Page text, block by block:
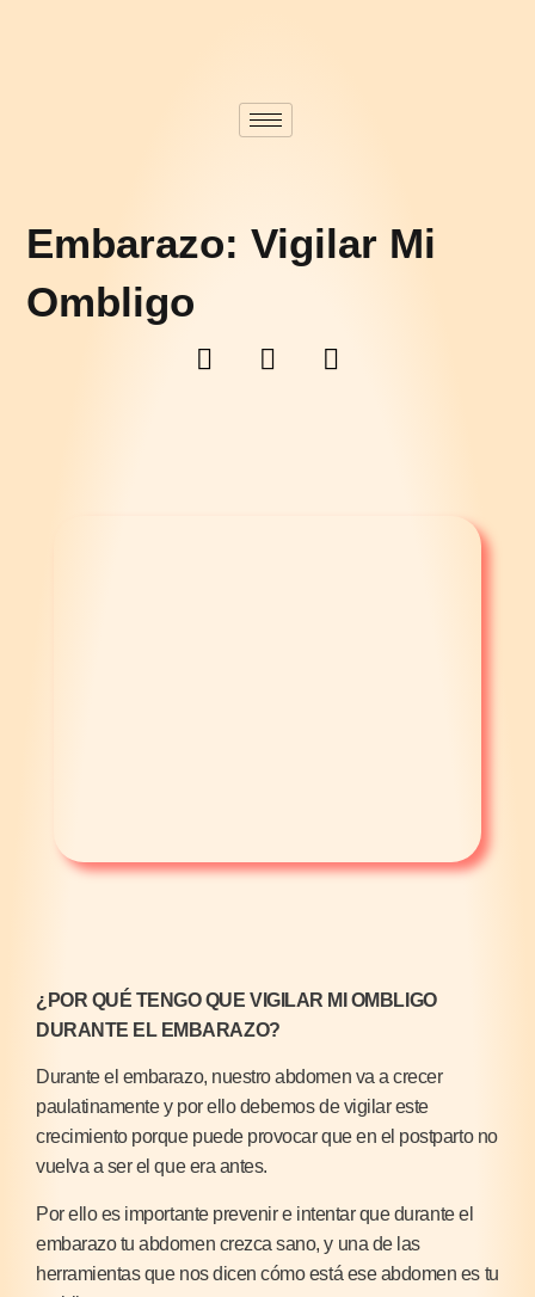
Embarazo: Vigilar Mi
Ombligo
¿POR QUÉ TENGO QUE VIGILAR MI OMBLIGO
DURANTE EL EMBARAZO?
Durante el embarazo, nuestro abdomen va a crecer
paulatinamente y por ello debemos de vigilar este
crecimiento porque puede provocar que en el postparto no
vuelva a ser el que era antes.
Por ello es importante prevenir e intentar que durante el
embarazo tu abdomen crezca sano, y una de las
herramientas que nos dicen cómo está ese abdomen es tu